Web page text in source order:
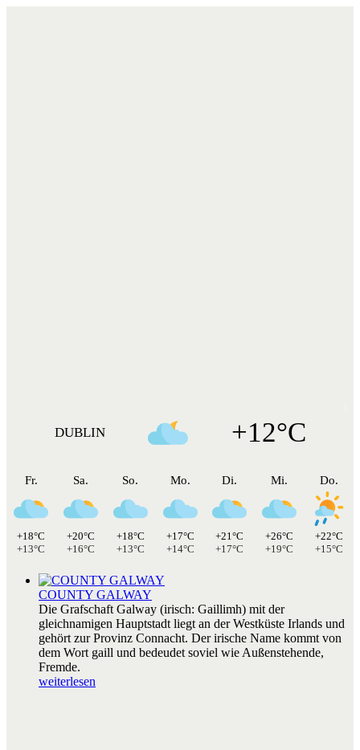
DUBLIN +12°C
Fr.
+18°C
+13°C
Sa.
+20°C
+16°C
So.
+18°C
+13°C
Mo.
+17°C
+14°C
Di.
+21°C
+17°C
Mi.
+26°C
+19°C
Do.
+22°C
+15°C
COUNTY GALWAY
Die Grafschaft Galway (irisch: Gaillimh) mit der
gleichnamigen Hauptstadt liegt an der Westküste Irlands und
gehört zur Provinz Connacht. Der irische Name kommt von
dem Wort gaill und bedeudet soviel wie Außenstehende,
Fremde.
weiterlesen